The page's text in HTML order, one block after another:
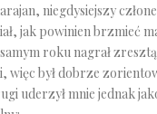
niegdysiejszy
jak powinien brzmieć
roku nagrał
więc był dobrze
uderzył mnie jednak